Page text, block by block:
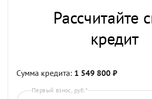
Рассчитайте
кредит
Сумма кредита: 1 549 800 ₽
Первый взнос, руб.*